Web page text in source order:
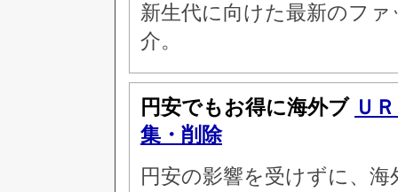
新生代に向けた最新のフ
介。
円安でもお得に海外ブ Ｕ
集・削除
円安の影響を受けずに、